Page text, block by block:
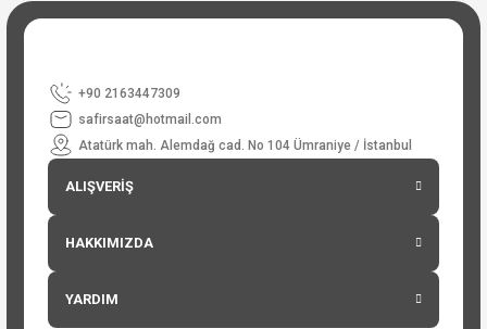
+90 2163447309
safirsaat@hotmail.com
Atatürk mah. Alemdağ cad. No 104 Ümraniye / İstanbul
ALIŞVERİŞ
HAKKIMIZDA
YARDIM